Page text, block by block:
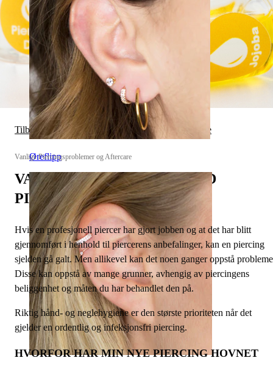
Øreflipp
Tilbake til Vanlige Piercingsproblemer og Aftercare
Vanlige Piercingsproblemer og Aftercare
VANLIGE PROBLEMER MED
PIERCINGER OG PLEIE
Hvis en profesjonell piercer har gjort jobben og at det har blitt
gjennomført i henhold til piercerens anbefalinger, kan en piercing
sjelden gå galt. Men allikevel kan det noen ganger oppstå
Disse kan oppstå av mange grunner, avhengig av piercingens
beliggenhet og måten du har behandlet den på.
Riktig hånd- og neglehygiene er den største prioriteten når det
gjelder en ordentlig og infeksjonsfri piercing.
HVORFOR HAR MIN NYE PIERCING HOVNET